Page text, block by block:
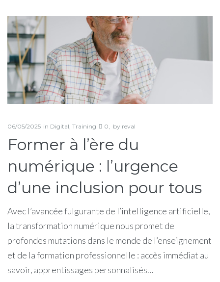
Jour :
6
mai
2025
06/05/2025 in Digital Training 0 by reval
Former à l’ère du
numérique : l’urgence
d’une inclusion pour tous
Avec l’avancée fulgurante de l’intelligence artificielle,
la transformation numérique nous promet de
profondes mutations dans le monde de l’enseignement
et de la formation professionnelle : accès immédiat au
savoir, apprentissages personnalisés…